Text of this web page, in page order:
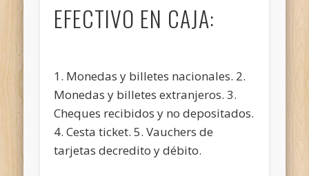
EFECTIVO EN CAJA:
1. Monedas y billetes nacionales. 2.
Monedas y billetes extranjeros. 3.
Cheques recibidos y no depositados.
4. Cesta ticket. 5. Vauchers de
tarjetas decredito y débito.